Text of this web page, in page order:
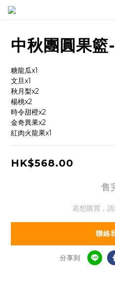
中秋團圓果
糖龍瓜x1
文旦x1
秋月梨x2
楊桃x2
時令甜橙x2
金奇異果x2
紅肉火龍果x1
HK$568.00
售
若想購買，請
聯絡
分享到